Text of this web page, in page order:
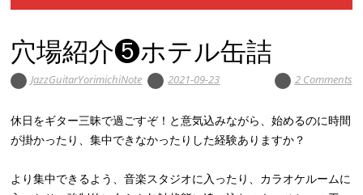
穴場紹介❺ホテル缶詰
JazzGuitarYorimichiNote 2021-09-23 2 Comments
休日をギター三昧で過ごすぞ！と意気込みながら、始めるのに時間
が掛かったり、集中できなかったりした経験ありますか？
より集中できるよう、音楽スタジオに入ったり、カラオケルームに